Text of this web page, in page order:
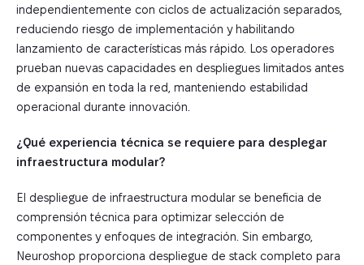
independientemente con ciclos de actualización separados,
reduciendo riesgo de implementación y habilitando
lanzamiento de características más rápido. Los operadores
prueban nuevas capacidades en despliegues limitados antes
de expansión en toda la red, manteniendo estabilidad
operacional durante innovación.
¿Qué experiencia técnica se requiere para desplegar
infraestructura modular?
El despliegue de infraestructura modular se beneficia de
comprensión técnica para optimizar selección de
componentes y enfoques de integración. Sin embargo,
Neuroshop proporciona despliegue de stack completo para